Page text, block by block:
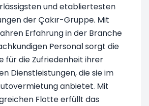
und etabliertesten
der Çakır-Gruppe. Mit
Erfahrung in der Branche
Personal sorgt die
für die Zufriedenheit ihrer
Dienstleistungen, die sie im
anbietet. Mit
Flotte erfüllt das